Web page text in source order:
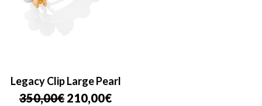
Legacy Clip Large Pearl
350,00€ Le
210,00€Le